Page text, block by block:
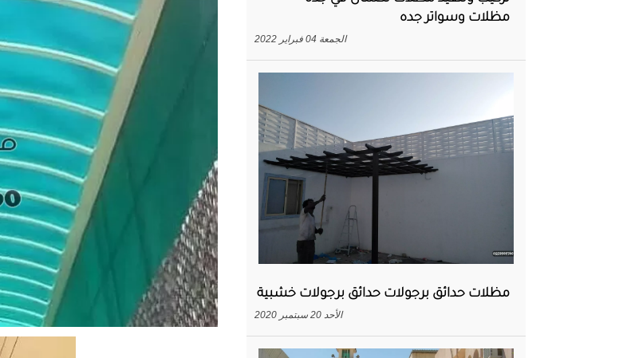
مظلات وسواتر جده
الجمعة 04 فبراير 2022
مظلات حدائق برجولات حدائق برجولات خشبية
الأحد 20 سبتمبر 2020